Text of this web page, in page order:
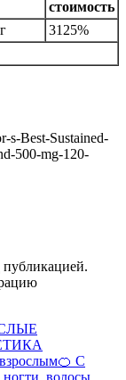
стоимость
3125%
s-Best-Sustained-
500-mg-120-
публикацией.
🍊 С
волосы